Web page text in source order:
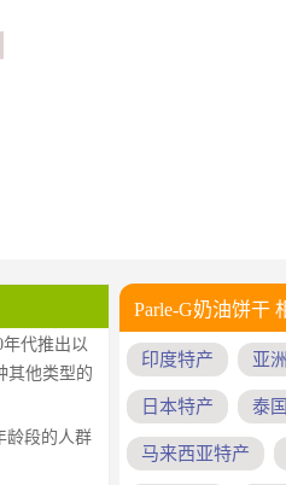
年代推出以
其他类型的
龄段的人群
Parle-G奶油饼干
印度特产 亚
日本特产 泰
马来西亚特产